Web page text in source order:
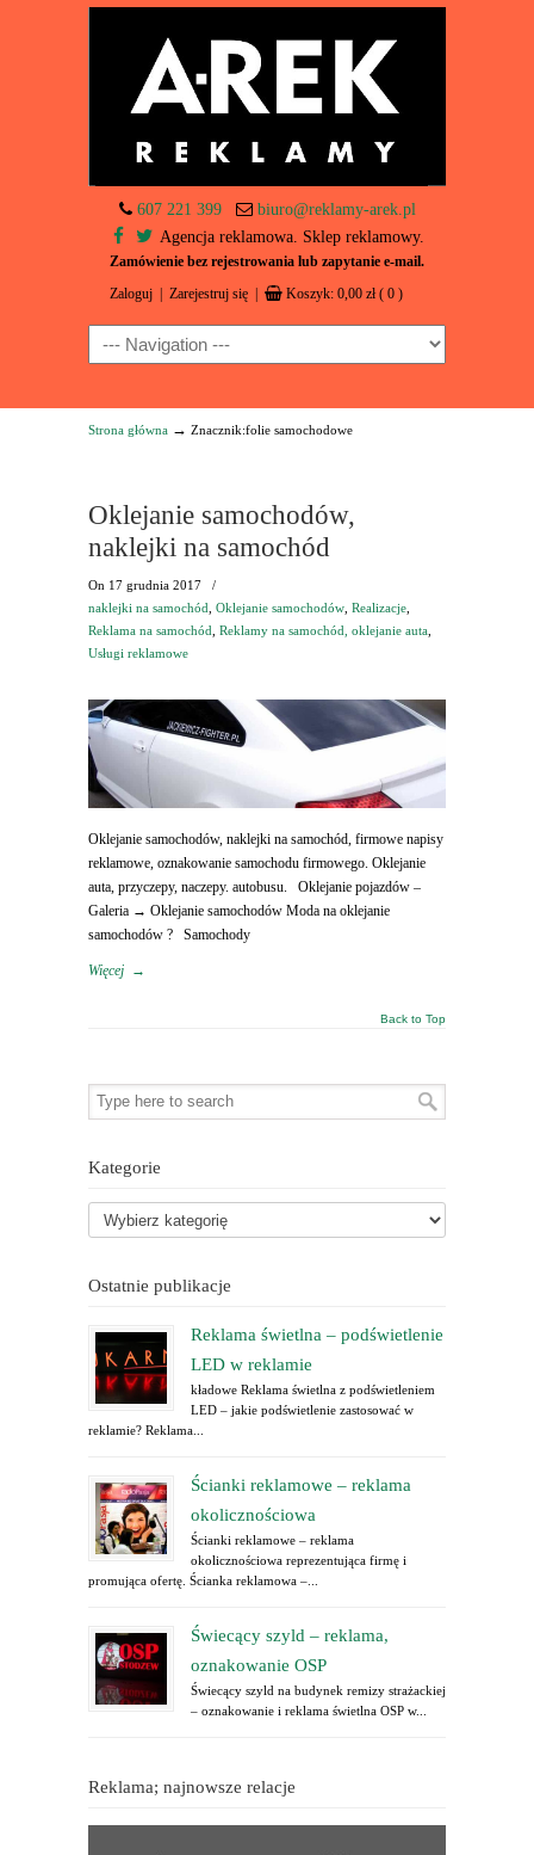
607 221 399
biuro@reklamy-arek.pl
Agencja reklamowa. Sklep reklamowy.
Zamówienie bez rejestrowania lub zapytanie e-mail.
Zaloguj Zarejestruj się Koszyk: 0,00 zł ( 0 )
Navigation
Strona główna → Znacznik:folie samochodowe
Oklejanie samochodów,
naklejki na samochód
On 17 grudnia 2017
/
naklejki na samochód Oklejanie samochodów Realizacje
Reklama na samochód Reklamy na samochód, oklejanie auta
Usługi reklamowe
Oklejanie samochodów, naklejki na samochód, firmowe napisy
reklamowe, oznakowanie samochodu firmowego. Oklejanie
auta, przyczepy, naczepy. autobusu. Oklejanie pojazdów –
Galeria → Oklejanie samochodów Moda na oklejanie
samochodów ? Samochody
Więcej →
Back to Top
Kategorie
Ostatnie publikacje
Reklama świetlna – podświetlenie
LED w reklamie
kładowe Reklama świetlna z podświetleniem
LED – jakie podświetlenie zastosować w
reklamie? Reklama...
Ścianki reklamowe – reklama
okolicznościowa
Ścianki reklamowe – reklama
okolicznościowa reprezentująca firmę i
promująca ofertę. Ścianka reklamowa –...
Świecący szyld – reklama,
oznakowanie OSP
Świecący szyld na budynek remizy strażackiej
– oznakowanie i reklama świetlna OSP w...
Reklama; najnowsze relacje